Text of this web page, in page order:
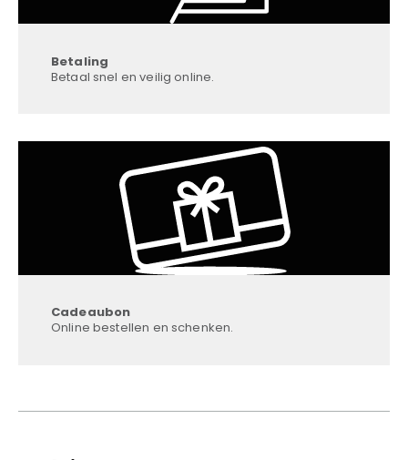
Betaling
Betaal snel en veilig online.
Cadeaubon
Online bestellen en schenken.